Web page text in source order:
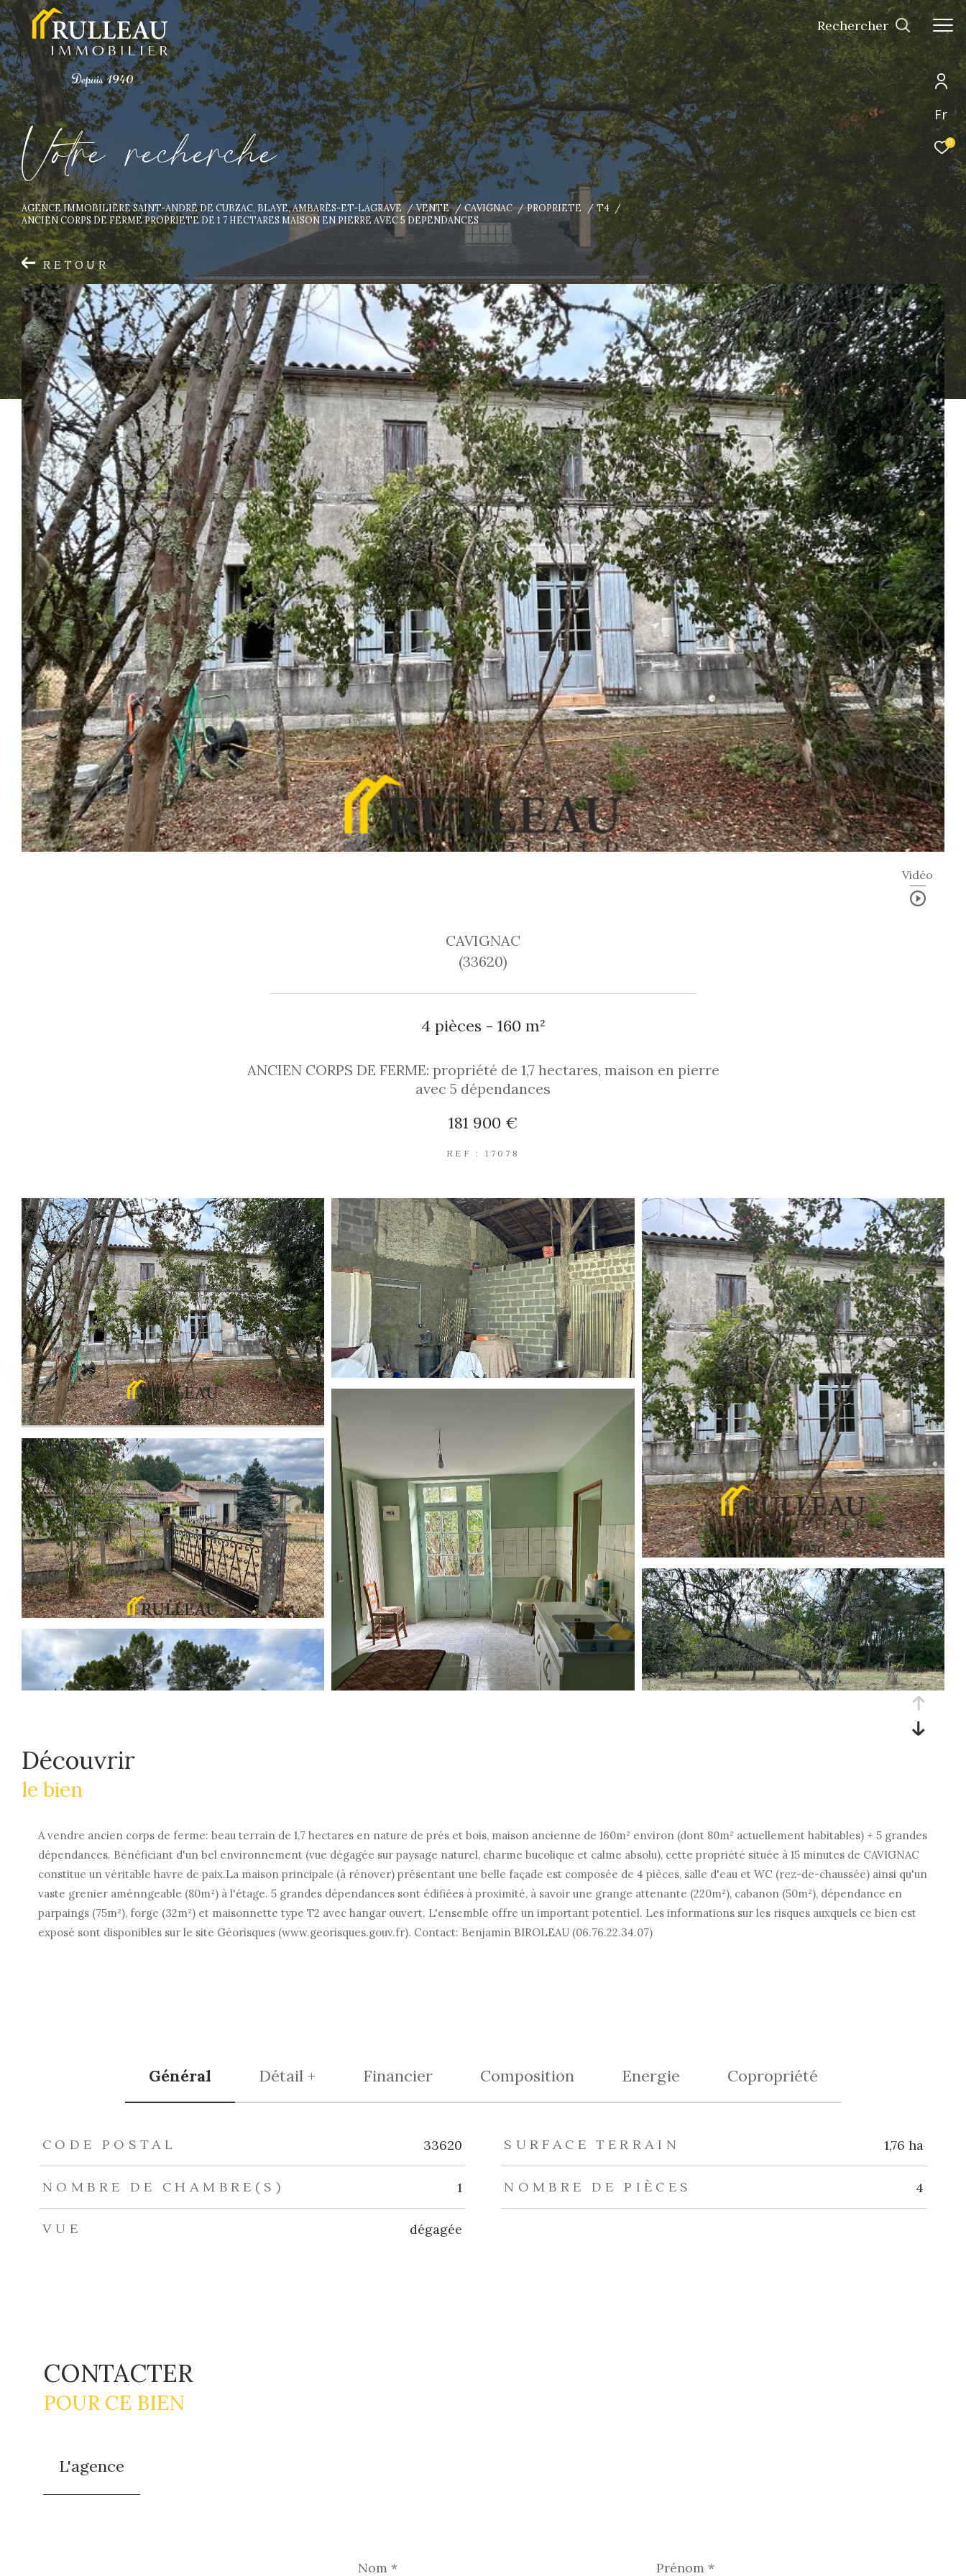
Fr
0
Rechercher
Votre recherche
AGENCE IMMOBILIÈRE SAINT-ANDRÉ DE CUBZAC, BLAYE, AMBARÈS-ET-LAGRAVE VENTE CAVIGNAC PROPRIETE
T4
ANCIEN CORPS DE FERME PROPRIETE DE 1 7 HECTARES MAISON EN PIERRE AVEC 5 DEPENDANCES
RETOUR
Vidéo
CAVIGNAC
(33620)
4 pièces - 160 m²
ANCIEN CORPS DE FERME: propriété de 1,7 hectares, maison en pierre
avec 5 dépendances
181 900 €
REF : 17078
découvrir
le bien
A vendre ancien corps de ferme: beau terrain de 1,7 hectares en nature de prés et bois, maison ancienne de 160m² environ (dont 80m² actuellement habitables) + 5 grandes
dépendances. Bénéficiant d'un bel environnement (vue dégagée sur paysage naturel, charme bucolique et calme absolu), cette propriété située à 15 minutes de CAVIGNAC
constitue un véritable havre de paix.La maison principale (à rénover) présentant une belle façade est composée de 4 pièces, salle d'eau et WC (rez-de-chaussée) ainsi qu'un
vaste grenier aménngeable (80m²) à l'étage. 5 grandes dépendances sont édifiées à proximité, à savoir une grange attenante (220m²), cabanon (50m²), dépendance en
parpaings (75m²), forge (32m²) et maisonnette type T2 avec hangar ouvert. L'ensemble offre un important potentiel. Les informations sur les risques auxquels ce bien est
exposé sont disponibles sur le site Géorisques (www.georisques.gouv.fr). Contact: Benjamin BIROLEAU (06.76.22.34.07)
Général Détail + Financier Composition Energie Copropriété
TRAD_ZEPHYR_Caracteristique
CODE POSTAL 33620 SURFACE TERRAIN 1,76 ha
NOMBRE DE CHAMBRE(S) 1 NOMBRE DE PIÈCES 4
VUE dégagée
CONTACTER
POUR CE BIEN
L'agence
* *